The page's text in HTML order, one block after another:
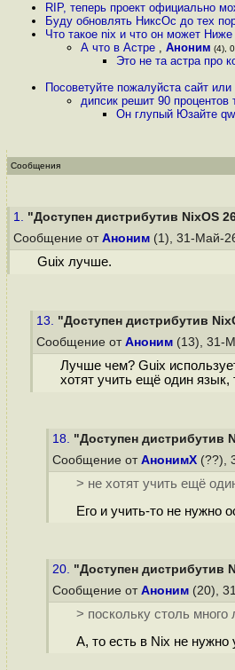
RIP, теперь проект официально
Буду обновлять НиксОс до тех
Что такое nix и что он может
А что в Астре , Аноним (4),
Это не та астра про
Посоветуйте пожалуйста сайт
дипсик решит 90 процентов
Он глупый Юзайте
Сообщения
1. "Доступен дистрибутив NixOS
Сообщение от Аноним (1), 31-Май-
Guix лучше.
13. "Доступен дистрибутив
Сообщение от Аноним (13), 31-
Лучше чем? Guix
хотят учить ещё один
18. "Доступен дистрибутив
Сообщение от АнонимХ (??),
> не хотят учить ещё
Его и учить-то не нужно
20. "Доступен дистрибутив
Сообщение от Аноним (20),
> поскольку столь
А, то есть в Nix не нужно